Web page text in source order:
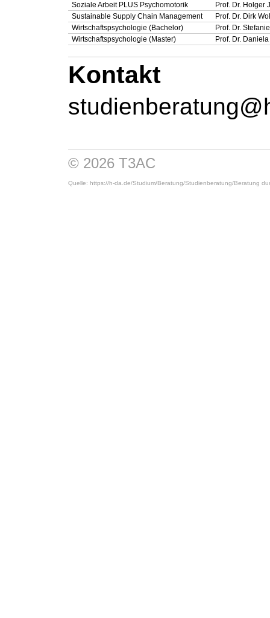
Soziale Arbeit PLUS Psychomotorik
Prof. Dr. Holger
Sustainable Supply Chain Management
Prof. Dr. Dirk
Wirtschaftspsychologie (Bachelor)
Prof. Dr.
Wirtschaftspsychologie (Master)
Prof. Dr.
Kontakt
© 2026 T3AC
Quelle: https://h-da.de/Studium/Beratung/Studienberatung/Beratung